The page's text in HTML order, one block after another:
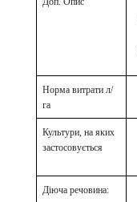
Норма витрати л/
га
Культури, на яких
застосовується
Діюча речовина: